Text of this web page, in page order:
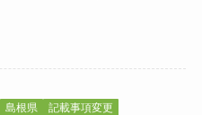
島根県 記載事項変更